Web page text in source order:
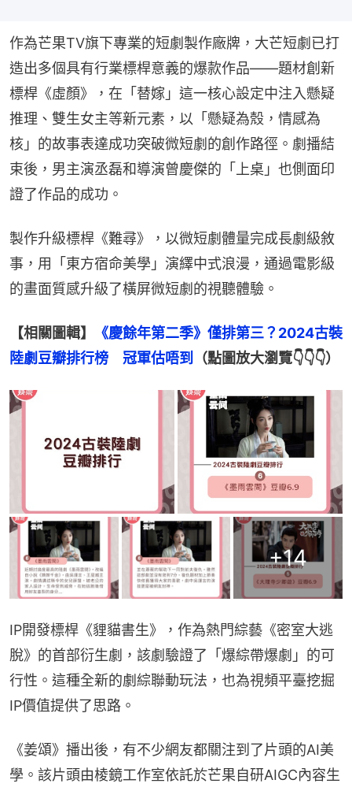
作為芒果TV旗下專業的短劇製作廠牌，大芒短劇已打
造出多個具有行業標桿意義的爆款作品——題材創新
標桿《虛顏》，在「替嫁」這一核心設定中注入懸疑
推理、雙生女主等新元素，以「懸疑為殼，情感為
核」的故事表達成功突破微短劇的創作路徑。劇播結
束後，男主演丞磊和導演曾慶傑的「上桌」也側面印
證了作品的成功。
製作升級標桿《難尋》，以微短劇體量完成長劇級敘
事，用「東方宿命美學」演繹中式浪漫，通過電影級
的畫面質感升級了橫屏微短劇的視聽體驗。
【相關圖輯】
《慶餘年第二季》僅排第三？2024古裝
陸劇豆瓣排行榜　冠軍估唔到
（點圖放大瀏覽👇👇👇）
+14
IP開發標桿《貍貓書生》，作為熱門綜藝《密室大逃
脫》的首部衍生劇，該劇驗證了「爆綜帶爆劇」的可
行性。這種全新的劇綜聯動玩法，也為視頻平臺挖掘
IP價值提供了思路。
《姜頌》播出後，有不少網友都關注到了片頭的AI美
學。該片頭由棱鏡工作室依託於芒果自研AIGC內容生